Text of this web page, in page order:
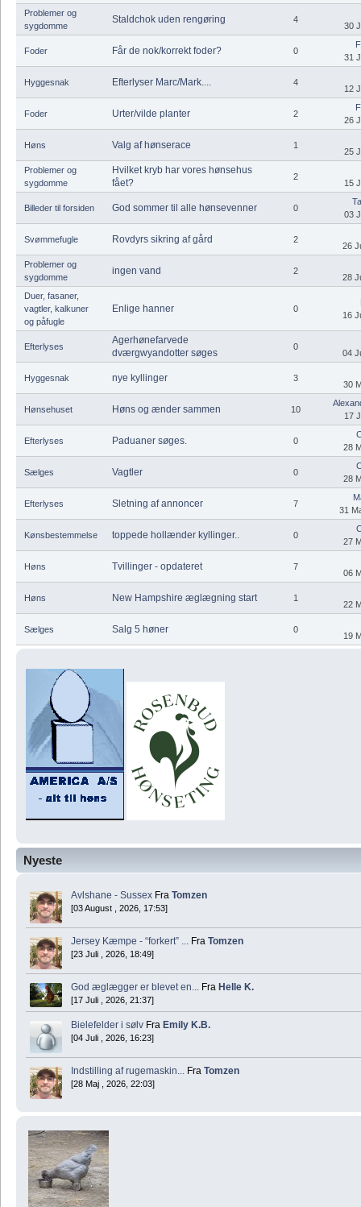
Nyeste
Avlshane - Sussex Fra Tomzen
[03 August , 2026, 17:53]
Jersey Kæmpe - “forkert” ... Fra Tomzen
[23 Juli , 2026, 18:49]
God æglægger er blevet en... Fra Helle K.
[17 Juli , 2026, 21:37]
Bielefelder i sølv Fra Emily K.B.
[04 Juli , 2026, 16:23]
Indstilling af rugemaskin... Fra Tomzen
[28 Maj , 2026, 22:03]
Problemer og
sygdomme
Staldchok uden rengøring 4
30
Foder Får de nok/korrekt foder? 0
31
Hyggesnak Efterlyser Marc/Mark.... 4
12
Foder Urter/vilde planter 2
26
Høns Valg af hønserace 1
25
Problemer og
sygdomme
Hvilket kryb har vores hønsehus
fået?
2
15
Billeder til forsiden God sommer til alle hønsevenner 0
03
Svømmefugle Rovdyrs sikring af gård 2
26
Problemer og
sygdomme
ingen vand 2
28
Duer, fasaner,
vagtler, kalkuner
og påfugle
Enlige hanner 0
16
Efterlyses
Agerhønefarvede
dværgwyandotter søges
0
04
Hyggesnak nye kyllinger 3
30
Hønsehuset Høns og ænder sammen 10
17
Efterlyses Paduaner søges. 0
28
Sælges Vagtler 0
28
Efterlyses Sletning af annoncer 7
31
Kønsbestemmelse toppede hollænder kyllinger.. 0
27
Høns Tvillinger - opdateret 7
06
Høns New Hampshire æglægning start 1
22
Sælges Salg 5 høner 0
19